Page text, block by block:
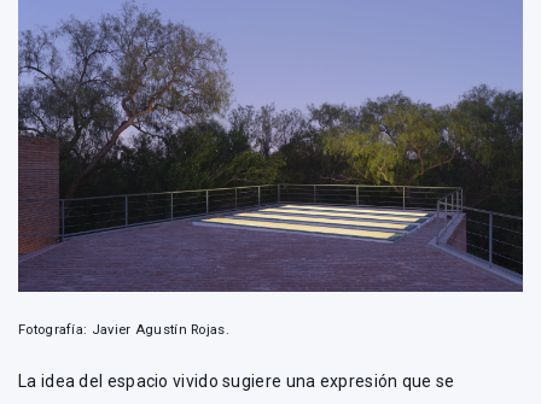
Fotografía: Javier Agustín Rojas.
La idea del espacio vivido sugiere una expresión que se